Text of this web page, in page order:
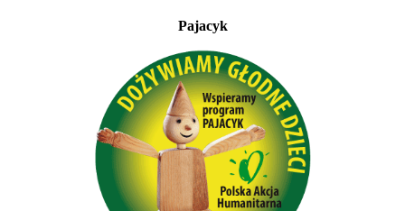
Pajacyk